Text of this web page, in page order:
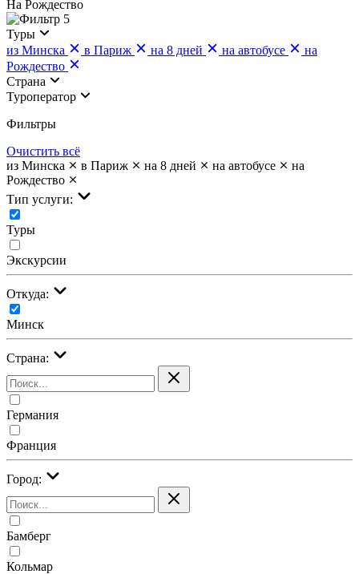
На Рождество
5
Туры
из Минска
в Париж на 8 дней на автобусе
на
Рождество
Страна
Туроператор
Фильтры
Очистить всё
из Минска
в Париж на 8 дней на автобусе
на
Рождество
Тип услуги:
Туры
Экскурсии
Откуда:
Минск
Страна:
Германия
Франция
Город:
Бамберг
Кольмар